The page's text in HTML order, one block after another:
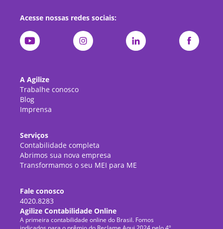
Acesse nossas redes sociais:
A Agilize
Trabalhe conosco
Blog
Imprensa
Serviços
Contabilidade completa
Abrimos sua nova empresa
Transformamos o seu MEI para ME
Fale conosco
4020.8283
Agilize Contabilidade Online
A primeira contabilidade online do Brasil. Fomos